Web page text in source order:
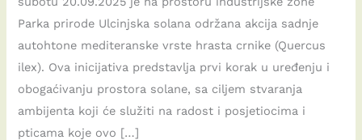
Parka prirode Ulcinjska solana održana akcija sadnje
autohtone mediteranske vrste hrasta crnike (Quercus
ilex). Ova inicijativa predstavlja prvi korak u uređenju i
obogaćivanju prostora solane, sa ciljem stvaranja
ambijenta koji će služiti na radost i posjetiocima i
pticama koje ovo […]